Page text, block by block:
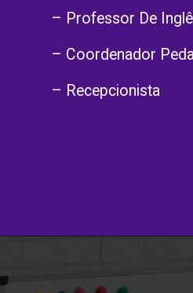
– Professor De
– Coordenador
– Recepcionista